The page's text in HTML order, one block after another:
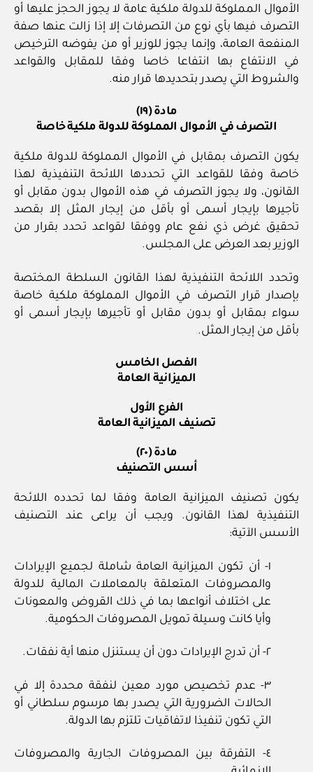
الأموال المملوكة للدولة ملكية عامة لا يجوز الحجز عليها أو
التصرف فيها بأي نوع من التصرفات إلا إذا زالت عنها صفة
المنفعة العامة، وإنما يجوز للوزير أو من يفوضه الترخيص
في الانتفاع بها انتفاعا خاصا وفقا للمقابل والقواعد
والشروط التي يصدر بتحديدها قرار منه.
مادة (١٩)
التصرف في الأموال المملوكة للدولة ملكية خاصة
يكون التصرف بمقابل في الأموال المملوكة للدولة ملكية
خاصة وفقا للقواعد التي تحددها اللائحة التنفيذية لهذا
القانون، ولا يجوز التصرف في هذه الأموال بدون مقابل أو
تأجيرها بإيجار أسمى أو بأقل من إيجار المثل إلا بقصد
تحقيق غرض ذي نفع عام ووفقا لقواعد تحدد بقرار من
الوزير بعد العرض على المجلس.
وتحدد اللائحة التنفيذية لهذا القانون السلطة المختصة
بإصدار قرار التصرف في الأموال المملوكة ملكية خاصة
سواء بمقابل أو بدون مقابل أو تأجيرها بإيجار أسمى أو
بأقل من إيجار المثل.
الفصل الخامس
الميزانية العامة
الفرع الأول
تصنيف الميزانية العامة
مادة (٢٠)
أسس التصنيف
يكون تصنيف الميزانية العامة وفقا لما تحدده اللائحة
التنفيذية لهذا القانون. ويجب أن يراعى عند التصنيف
الأسس الآتية:
١- أن تكون الميزانية العامة شاملة لجميع الإيرادات
والمصروفات المتعلقة بالمعاملات المالية للدولة
على اختلاف أنواعها بما في ذلك القروض والمعونات
وأيا كانت وسيلة تمويل المصروفات الحكومية.
٢- أن تدرج الإيرادات دون أن يستنزل منها أية نفقات.
٣- عدم تخصيص مورد معين لنفقة محددة إلا في
الحالات الضرورية التي يصدر بها مرسوم سلطاني أو
التي تكون تنفيذا لاتفاقيات تلتزم بها الدولة.
٤- التفرقة بين المصروفات الجارية والمصروفات